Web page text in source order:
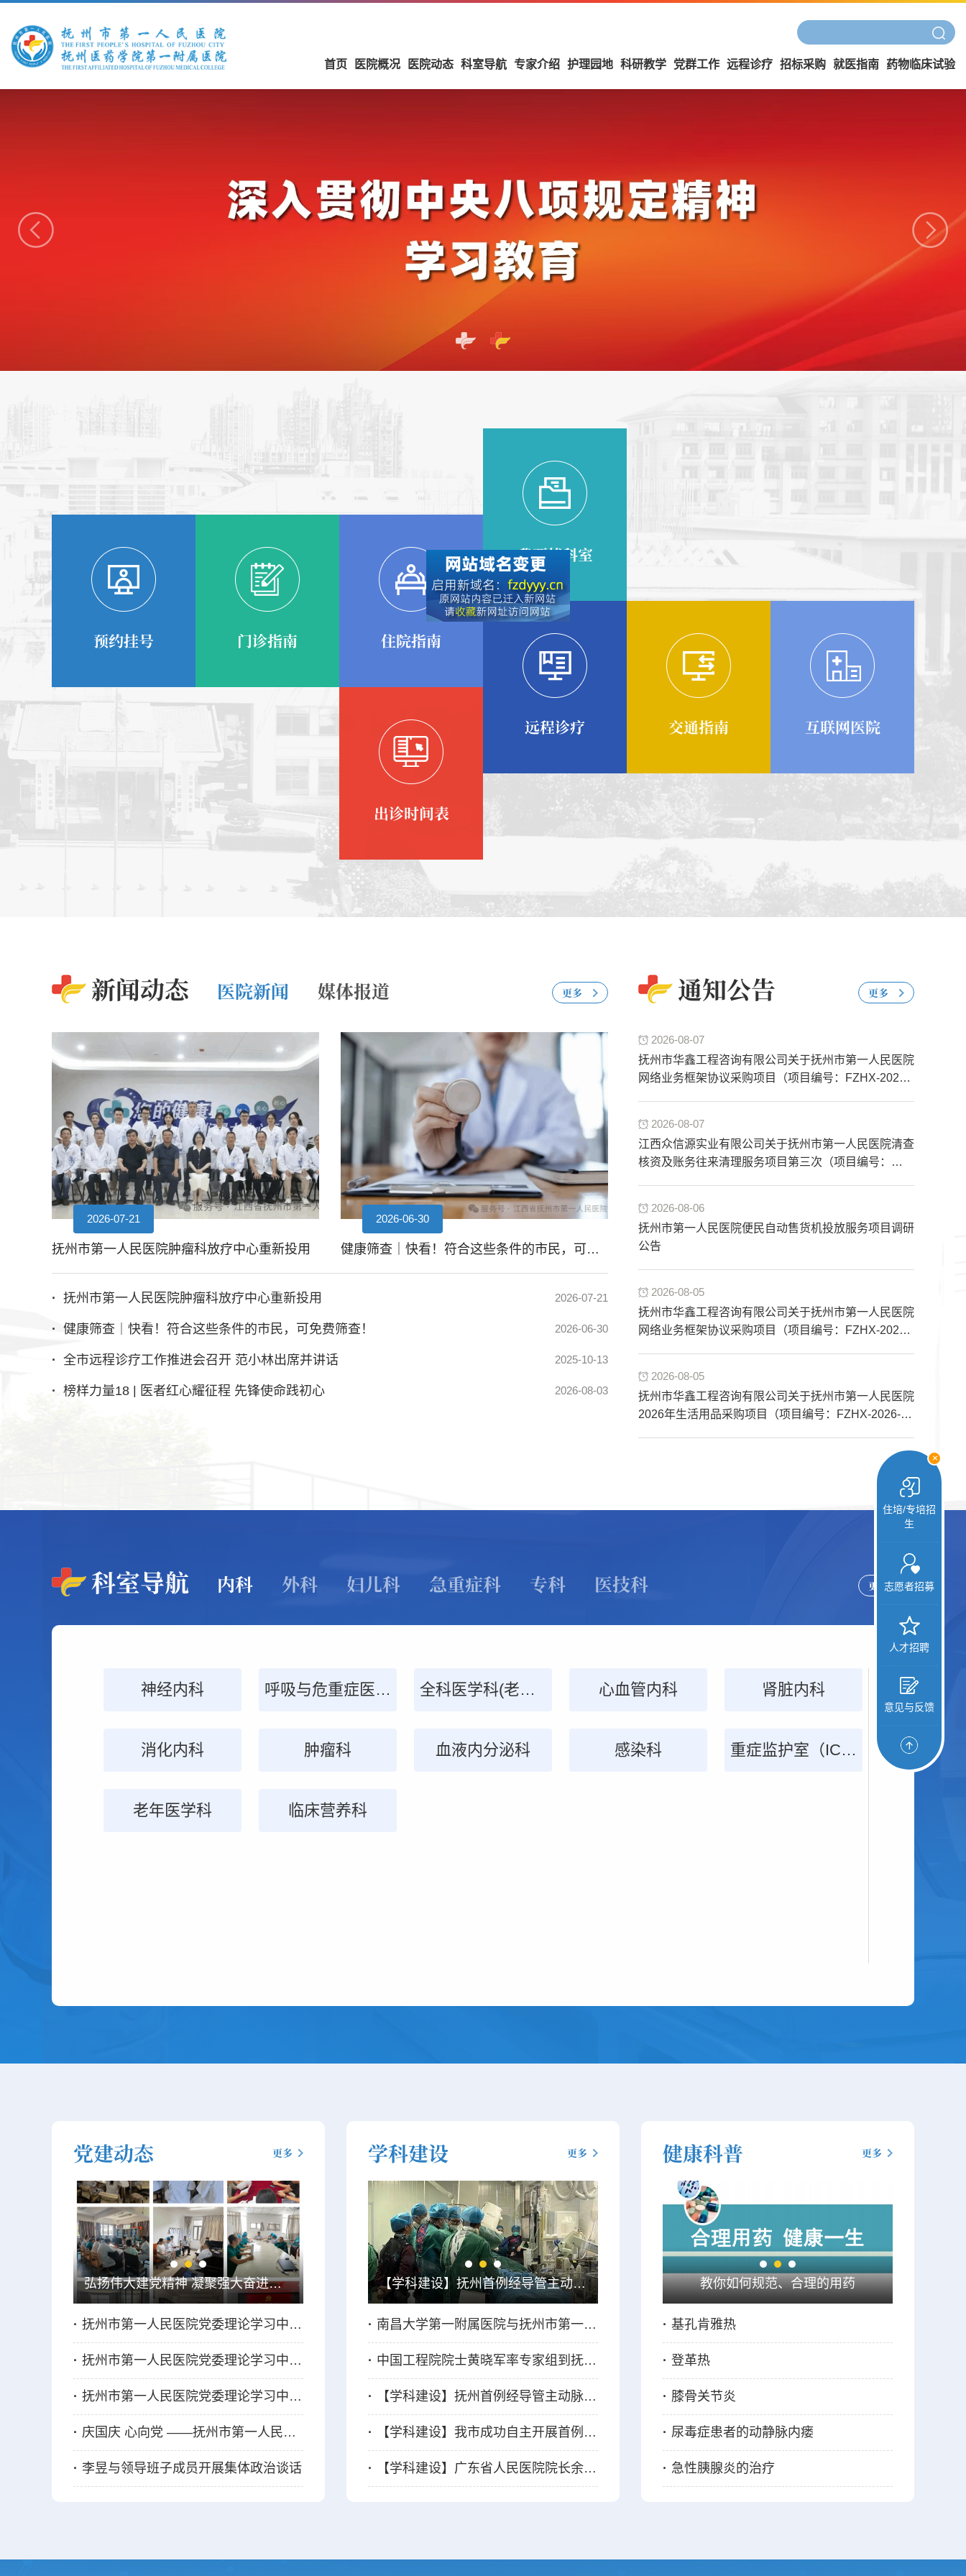
+
住培/专培招
生
志愿者招募
人才招聘
意见与反馈
首页 医院概况 医院动态 科室导航 专家介绍 护理园地 科研教学 党群工作 远程诊疗 招标采购 就医指南 药物临床试验
预约挂号 门诊指南 住院指南
我要找科室
出诊时间表
远程诊疗 交通指南 互联网医院
新闻动态 更多
医院新闻 媒体报道
2026-07-21
抚州市第一人民医院肿瘤科放疗中心重新投用
2026-06-30
健康筛查｜快看！符合这些条件的市民，可免费筛查！
· 抚州市第一人民医院肿瘤科放疗中心重新投用 2026-07-21
· 健康筛查｜快看！符合这些条件的市民，可免费筛查！ 2026-06-30
· 全市远程诊疗工作推进会召开 范小林出席并讲话 2025-10-13
· 榜样力量18 | 医者红心耀征程 先锋使命践初心 2026-08-03
2026-08-03
跨越万里的牵挂——抚州市第一人民医院副院长龙剑随团赴突尼斯慰问援外医疗队
2026-03-09
全民科学爱耳 共护听力健康‍——我院耳鼻咽喉头颈外科暨外科六支部开展全国爱耳日义诊活动
· 跨越万里的牵挂——抚州市第一人民医院副院长龙剑随团赴突尼斯慰问援外医疗队 2026-08-03
· 护士节，今天她们是主角！抚州市第一人民医院这场表彰大会超暖心～ 2026-05-09
· 抚州市第一人民医院召开党委（扩大）会议动员部署树立和践行正确政绩观学习教育工作 2026-03-09
· 全民科学爱耳 共护听力健康‍——我院耳鼻咽喉头颈外科暨外科六支部开展全国爱耳日义诊活动 2026-03-09
通知公告 更多
2026-08-07
抚州市华鑫工程咨询有限公司关于抚州市第一人民医院
网络业务框架协议采购项目（项目编号：FZHX-2026-
2026-08-07
江西众信源实业有限公司关于抚州市第一人民医院清查
核资及账务往来清理服务项目第三次（项目编号：
2026-08-06
抚州市第一人民医院便民自动售货机投放服务项目调研
公告
2026-08-05
抚州市华鑫工程咨询有限公司关于抚州市第一人民医院
网络业务框架协议采购项目（项目编号：FZHX-2026-
2026-08-05
抚州市华鑫工程咨询有限公司关于抚州市第一人民医院
2026年生活用品采购项目（项目编号：FZHX-2026-
科室导航 更多
内科 外科 妇儿科 急重症科 专科 医技科
神经内科 呼吸与危重症医学科 全科医学科(老年内科) 心血管内科 肾脏内科
消化内科 肿瘤科 血液内分泌科 感染科 重症监护室（ICU）
老年医学科 临床营养科
麻醉科 普外科 神经外科 心胸血管外科 创伤骨科
关节脊柱骨科 泌尿外科 胸外科 神经血管外科
妇产科 儿科 新生儿科
急诊科 急危重症监护室 急诊外科
康复医学科 皮肤科 口腔门诊 眼科 耳鼻喉头颈外科
中医科
影像科 超声医学科 检验科 内窥镜室 病理科
输血科 药剂科 介入医学科
党建动态 更多
抚州市第一人民医院党委理论学习中心组 2025年第8次集体学习研讨会召开 抚州市第一人民医院党委召开新任职干部任前谈话会
· 抚州市第一人民医院党委理论学习中心组 2025年第13次集体学习会召开
· 抚州市第一人民医院党委理论学习中心组 2025年第12次集体（扩大）学习 暨保密教育培训会召开
· 抚州市第一人民医院党委理论学习中心组 2025年第11次集体学习研讨会召开
· 庆国庆 心向党 ——抚州市第一人民医院各支部开展10月份主题党日
· 李昱与领导班子成员开展集体政治谈话
学科建设 更多
中国工程院院士黄晓军率专家组到抚州市第一人民医院开展培训活动 【学科建设】广东省人民医院院长余学清再次莅临我院帮扶指导 中国工程院院士黄晓军率专家组到抚州市第一人民医院开展培训活动
· 南昌大学第一附属医院与抚州市第一人民医院共商普外科全面托管共绘发展蓝图
· 中国工程院院士黄晓军率专家组到抚州市第一人民医院开展培训活动
· 【学科建设】抚州首例经导管主动脉瓣置换术（TAVR）成功开展
· 【学科建设】我市成功自主开展首例腹腔镜下前列腺癌根治术
· 【学科建设】广东省人民医院院长余学清再次莅临我院帮扶指导
健康科普 更多
科学适度消毒很重要，这些你做对了吗 新冠肺炎疫情常态化防控要注意什么？ 教你如何规范、合理的用药 科学适度消毒很重要，这些你做对了吗
· 基孔肯雅热
· 登革热
· 膝骨关节炎
· 尿毒症患者的动静脉内瘘
· 急性胰腺炎的治疗